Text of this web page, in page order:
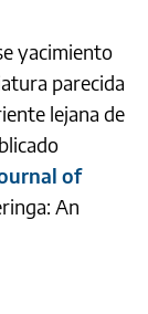
yacimiento
parecida
lejana de
of
An